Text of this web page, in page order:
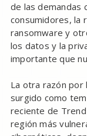
de las demandas
consumidores, la
ransomware y
los datos y la
importante que
La otra razón por
surgido como
reciente de
región más